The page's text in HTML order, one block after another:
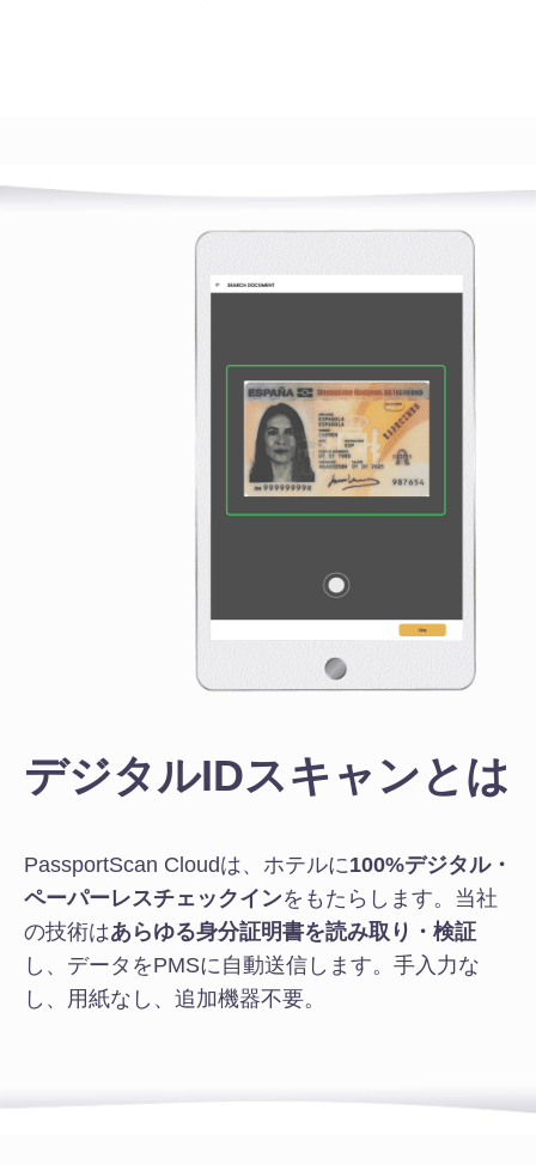
デジタルIDスキャンとは
PassportScan Cloudは、ホテルに100%デジタル・
ペーパーレスチェックインをもたらします。 当社
の技術はあらゆる身分証明書を読み取り・検証
し、データをPMSに自動送信します。手入力な
し、用紙なし、追加機器不要。